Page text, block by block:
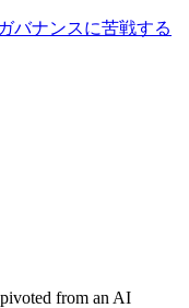
バナンスに苦戦する
from an AI